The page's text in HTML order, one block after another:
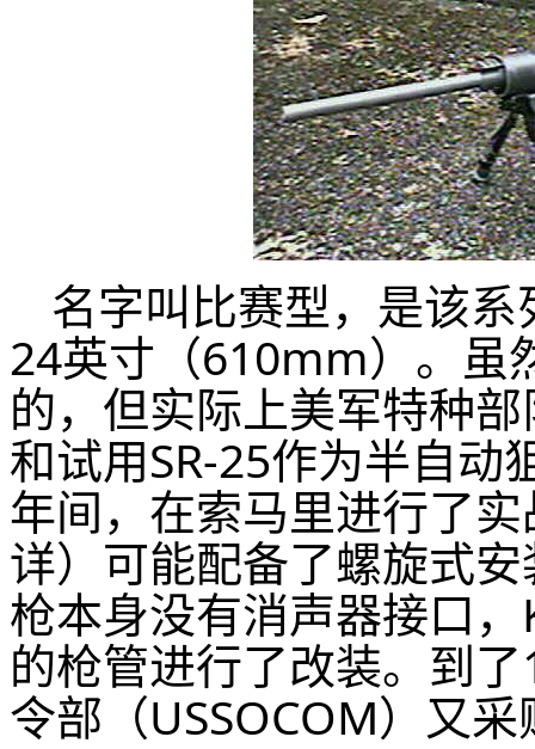
名字叫比赛型，是该
24英寸（610mm）。虽
的，但实际上美军特种
和试用SR-25作为半自
年间，在索马里进行了
详）可能配备了螺旋式
枪本身没有消声器接口
的枪管进行了改装。到
令部（USSOCOM）又